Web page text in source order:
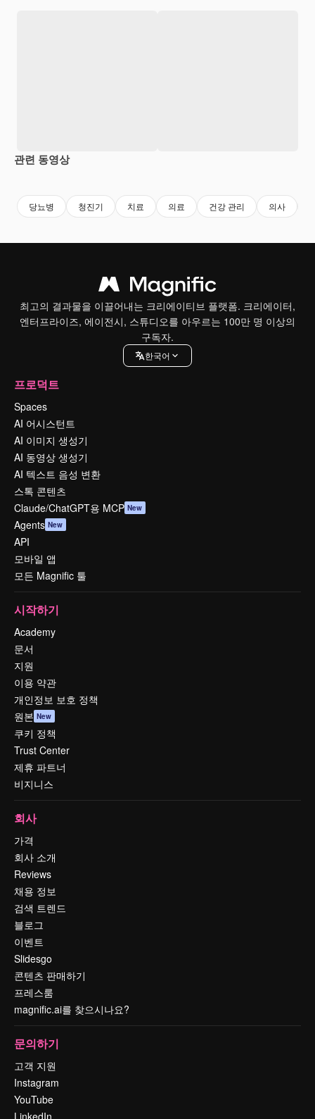
관련 동영상
당뇨병 청진기 치료 의료 건강 관리 의사
최고의 결과물을 이끌어내는 크리에이티브 플랫폼. 크리에이터,
엔터프라이즈, 에이전시, 스튜디오를 아우르는 100만 명 이상의
구독자.
한국어
프로덕트
Spaces
AI 어시스턴트
AI 이미지 생성기
AI 동영상 생성기
AI 텍스트 음성 변환
스톡 콘텐츠
Claude/ChatGPT용 MCP New
Agents New
API
모바일 앱
모든 Magnific 툴
시작하기
Academy
문서
지원
이용 약관
개인정보 보호 정책
원본 New
쿠키 정책
Trust Center
제휴 파트너
비지니스
회사
가격
회사 소개
Reviews
채용 정보
검색 트렌드
블로그
이벤트
Slidesgo
콘텐츠 판매하기
프레스룸
magnific.ai를 찾으시나요?
문의하기
고객 지원
Instagram
YouTube
LinkedIn